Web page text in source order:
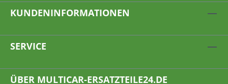
KUNDENINFORMATIONEN
SERVICE
ÜBER MULTICAR-ERSATZTEILE24.DE